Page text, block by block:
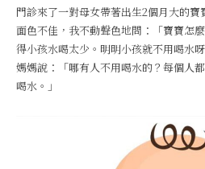
門診來了一對母女帶著出生2個月大的
面色不佳，我不動聲色地問：「寶寶怎
得小孩水喝太少。明明小孩就不用喝水呀
媽媽說：「哪有人不用喝水的？每個人
喝水。」